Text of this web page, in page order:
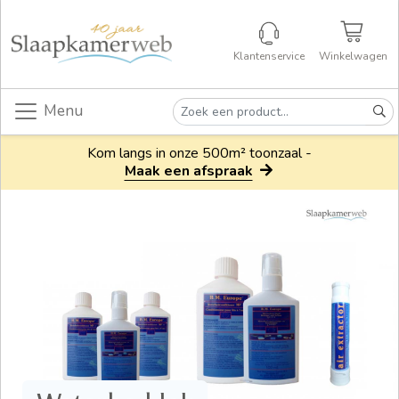
Klantenservice Winkelwagen
Menu
Kom langs in onze 500m² toonzaal -
Maak een afspraak